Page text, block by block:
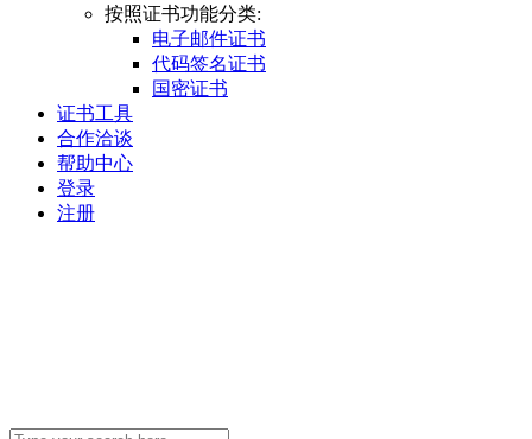
按照证书功能分类:
电子邮件证书
代码签名证书
国密证书
证书工具
合作洽谈
帮助中心
登录
注册